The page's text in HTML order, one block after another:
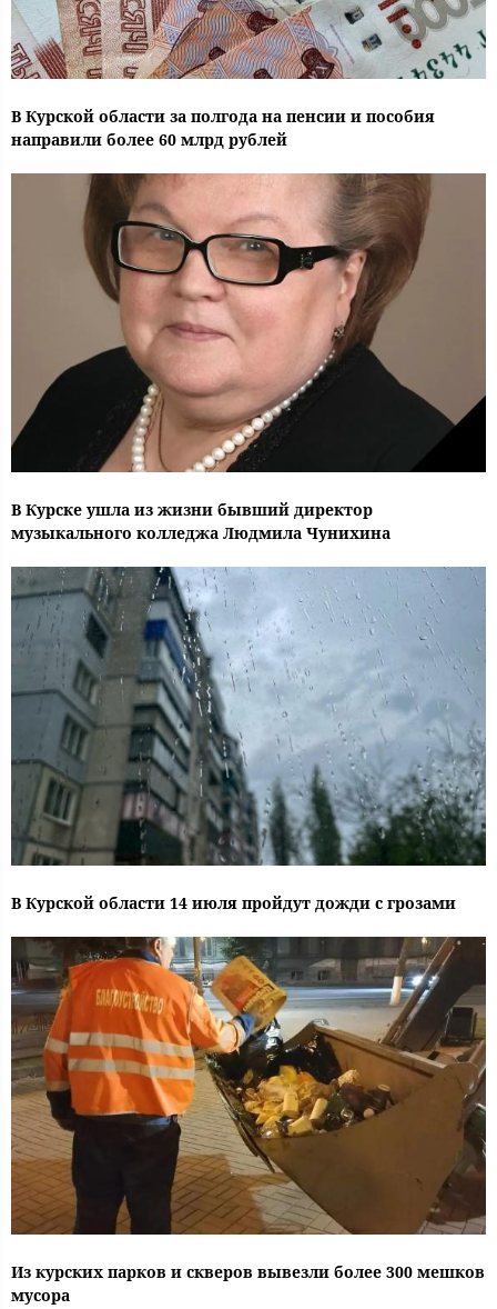
В Курской области за полгода на пенсии и пособия
направили более 60 млрд рублей
В Курске ушла из жизни бывший директор
музыкального колледжа Людмила Чунихина
В Курской области 14 июля пройдут дожди с грозами
Из курских парков и скверов вывезли более 300 мешков
мусора